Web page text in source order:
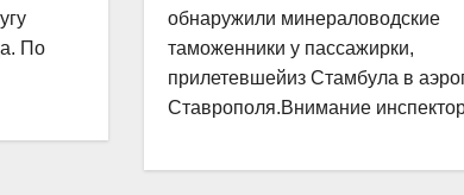
По
обнаружили минераловодские
таможенники у пассажирки,
прилетевшейиз Стамбула в
Ставрополя.Внимание